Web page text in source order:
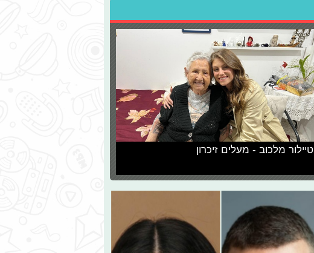
טיילור מלכוב - מעלים זיכרון